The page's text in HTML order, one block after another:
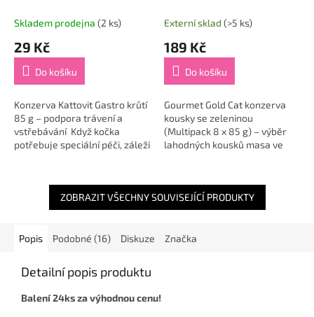
Skladem prodejna (2 ks)
29 Kč
Do košíku
Konzerva Kattovit Gastro krůtí
85 g – podpora trávení a
vstřebávání Když kočka
potřebuje speciální péči, záleží
85 g)
Externí sklad (>5 ks)
189 Kč
Do košíku
Gourmet Gold Cat konzerva
kousky se zeleninou
(Multipack 8 x 85 g) – výběr
lahodných kousků masa ve
nejen skvělou chuť,...
ZOBRAZIT VŠECHNY SOUVISEJÍCÍ PRODUKTY
Popis Podobné (16) Diskuze Značka
Detailní popis produktu
Balení 24ks za výhodnou cenu!